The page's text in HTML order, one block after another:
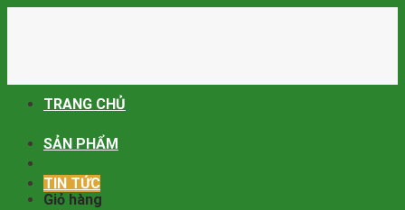
Giỏ hàng
TRANG CHỦ
SẢN PHẨM
TIN TỨC